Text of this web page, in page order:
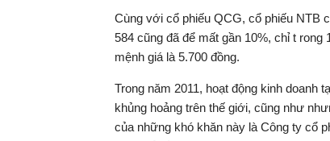
Cùng với cổ phiếu QCG, cổ phiếu NTB
584 cũng đã để mất gần 10%, chỉ t
mệnh giá là 5.700 đồng.
Trong năm 2011, hoạt động kinh doanh
khủng hoảng trên thế giới, cũng như
của những khó khăn này là Công ty cổ